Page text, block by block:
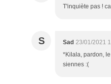
T'inquiète pas !
S Sad 23/01/2021
*Kilala, pardon,
siennes :(